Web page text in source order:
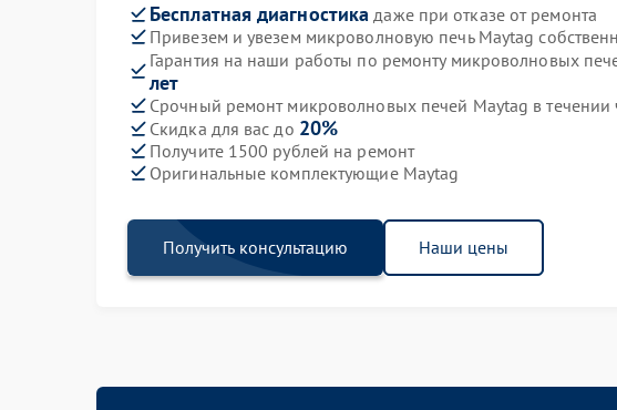
Бесплатная диагностика даже при отказе от ремонта
Привезем и увезем микроволновую печь Maytag
Гарантия на наши работы по ремонту микроволновых
лет
Срочный ремонт микроволновых печей Maytag в течении
Скидка для вас до 20%
Получите 1500 рублей на ремонт
Оригинальные комплектующие Maytag
Получить консультацию Наши цены